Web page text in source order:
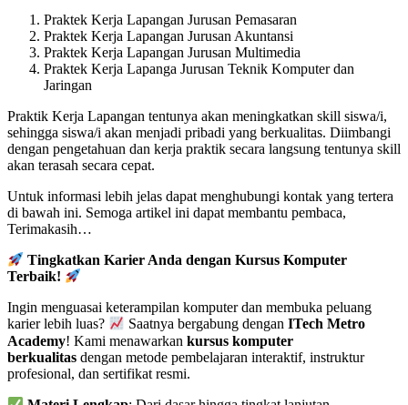
Praktek Kerja Lapangan Jurusan Pemasaran
Praktek Kerja Lapangan Jurusan Akuntansi
Praktek Kerja Lapangan Jurusan Multimedia
Praktek Kerja Lapanga Jurusan Teknik Komputer dan
Jaringan
Praktik Kerja Lapangan tentunya akan meningkatkan skill siswa/i,
sehingga siswa/i akan menjadi pribadi yang berkualitas. Diimbangi
dengan pengetahuan dan kerja praktik secara langsung tentunya skill
akan terasah secara cepat.
Untuk informasi lebih jelas dapat menghubungi kontak yang tertera
di bawah ini. Semoga artikel ini dapat membantu pembaca,
Terimakasih…
Tingkatkan Karier Anda dengan Kursus Komputer
Terbaik!
Ingin menguasai keterampilan komputer dan membuka peluang
karier lebih luas?
Saatnya bergabung denganITech Metro
Academy! Kami menawarkan kursus komputer
berkualitas dengan metode pembelajaran interaktif, instruktur
profesional, dan sertifikat resmi.